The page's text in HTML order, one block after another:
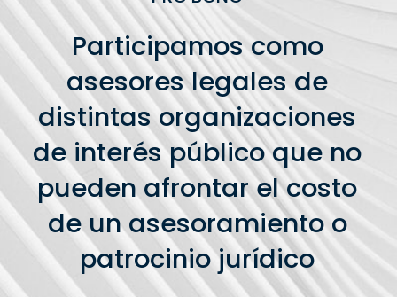
Participamos como
asesores legales de
distintas organizaciones
de interés público que no
pueden afrontar el costo
de un asesoramiento o
patrocinio jurídico